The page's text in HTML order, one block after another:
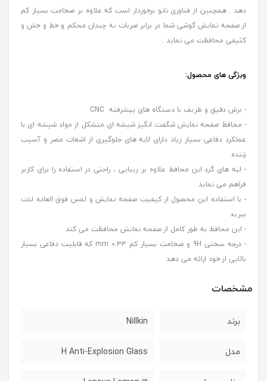
دهد . همچنین از فناوری نانو برخوردار است که علاوه بر ضخامت بسیار کم
از صفحه نمایش گوشی شما در برابر ضربات نه چندان محکم و خط و خش و
کثیفی محافظت می نماید .
ویژگی های محصول:
- برش دقیق و ظریف با دستگاه های پیشرفته CNC
- محافظ صفحه نمایش شگفت انگیز شیشه ای متشکل از مواد شیشه ای با
عملکرد دفاعی بسیار زیاد دارای لایه های جلوگیری از اشعات مضر و آسیب
زننده
- لبه های گرد این محافظ علاوه بر زیبایی ، راحتی در استفاده را برای کاربر
فراهم می نماید
- با استفاده این محصول از کیفیت صفحه نمایش و لمس فوق العاده لذت
ببرید
- این محافظ به طور کامل از صفحه نمایش محافظت می کند
- درجه سختی 9H و ضخامت بسیار کم 0.33 mm که قابلیت دفاعی بسیار
بالایی از خود ارائه می دهد
مشخصات
برند Nillkin
مدل H Anti-Explosion Glass